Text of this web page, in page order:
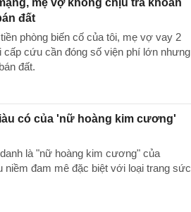
đất
phòng biến cố của tôi, mẹ vợ vay 2
cấp cứu cần đóng số viện phí lớn nhưng
đất.
có của 'nữ hoàng kim cương'
là "nữ hoàng kim cương" của
niềm đam mê đặc biệt với loại trang sức